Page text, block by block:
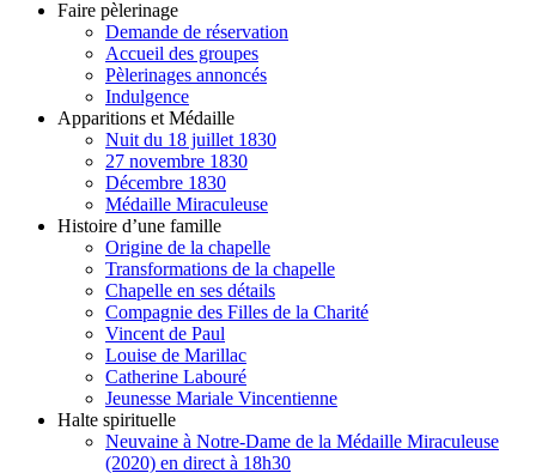
Faire pèlerinage
Demande de réservation
Accueil des groupes
Pèlerinages annoncés
Indulgence
Apparitions et Médaille
Nuit du 18 juillet 1830
27 novembre 1830
Décembre 1830
Médaille Miraculeuse
Histoire d’une famille
Origine de la chapelle
Transformations de la chapelle
Chapelle en ses détails
Compagnie des Filles de la Charité
Vincent de Paul
Louise de Marillac
Catherine Labouré
Jeunesse Mariale Vincentienne
Halte spirituelle
Neuvaine à Notre-Dame de la Médaille Miraculeuse
(2020) en direct à 18h30